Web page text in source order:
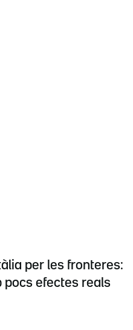
per les fronteres:
pocs efectes reals